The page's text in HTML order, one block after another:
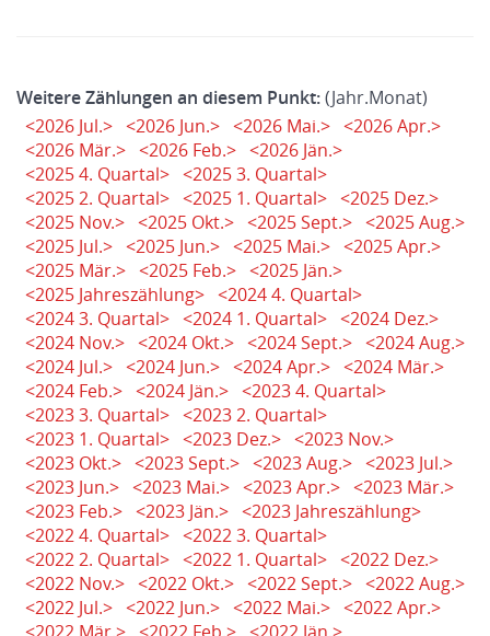
Weitere Zählungen an diesem Punkt:(Jahr.Monat)
<2026 Jul.> <2026 Jun.> <2026 Mai.> <2026 Apr.>
<2026 Mär.> <2026 Feb.> <2026 Jän.>
<2025 4. Quartal> <2025 3. Quartal>
<2025 2. Quartal> <2025 1. Quartal> <2025 Dez.>
<2025 Nov.> <2025 Okt.> <2025 Sept.> <2025 Aug.>
<2025 Jul.> <2025 Jun.> <2025 Mai.> <2025 Apr.>
<2025 Mär.> <2025 Feb.> <2025 Jän.>
<2025 Jahreszählung> <2024 4. Quartal>
<2024 3. Quartal> <2024 1. Quartal> <2024 Dez.>
<2024 Nov.> <2024 Okt.> <2024 Sept.> <2024 Aug.>
<2024 Jul.> <2024 Jun.> <2024 Apr.> <2024 Mär.>
<2024 Feb.> <2024 Jän.> <2023 4. Quartal>
<2023 3. Quartal> <2023 2. Quartal>
<2023 1. Quartal> <2023 Dez.> <2023 Nov.>
<2023 Okt.> <2023 Sept.> <2023 Aug.> <2023 Jul.>
<2023 Jun.> <2023 Mai.> <2023 Apr.> <2023 Mär.>
<2023 Feb.> <2023 Jän.> <2023 Jahreszählung>
<2022 4. Quartal> <2022 3. Quartal>
<2022 2. Quartal> <2022 1. Quartal> <2022 Dez.>
<2022 Nov.> <2022 Okt.> <2022 Sept.> <2022 Aug.>
<2022 Jul.> <2022 Jun.> <2022 Mai.> <2022 Apr.>